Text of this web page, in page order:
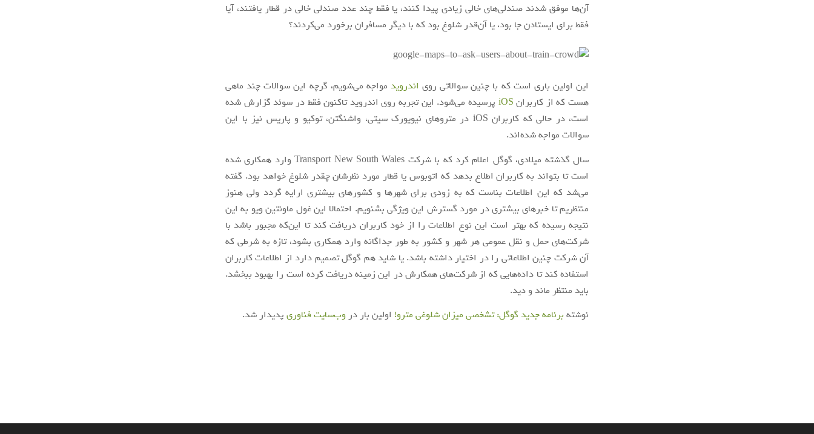
آن‌ها موفق شدند صندلی‌های خالی زیادی پیدا کنند، یا فقط چند عدد صندلی خالی در قطار یافتند، آیا
فقط برای ایستادن جا بود، یا آن‌قدر شلوغ بود که با دیگر مسافران برخورد می‌کردند؟
این اولین باری است که با چنین سوالاتی روی اندروید مواجه می‌شویم، گرچه این سوالات چند ماهی
هست که از کاربران iOS پرسیده می‌شود. این تجربه روی اندروید تاکنون فقط در سوئد گزارش شده
است، در حالی که کاربران iOS در متروهای نیویورک سیتی، واشنگتن، توکیو و پاریس نیز با این
سوالات مواجه شده‌اند.
سال گذشته میلادی، گوگل اعلام کرد که با شرکت Transport New South Wales وارد همکاری شده
است تا بتواند به کاربران اطلاع بدهد که اتوبوس یا قطار مورد نظرشان چقدر شلوغ خواهد بود. گفته
می‌شد که این اطلاعات بناست که به زودی برای شهرها و کشورهای بیشتری ارایه گردد ولی هنوز
منتظریم تا خبرهای بیشتری در مورد گسترش این ویژگی بشنویم. احتمالا این غول ماونتین ویو به این
نتیجه رسیده که بهتر است این نوع اطلاعات را از خود کاربران دریافت کند تا این‌که مجبور باشد با
شرکت‌های حمل و نقل عمومی هر شهر و کشور به طور جداگانه وارد همکاری بشود، تازه به شرطی که
آن شرکت چنین اطلاعاتی را در اختیار داشته باشد. یا شاید هم گوگل تصمیم دارد از اطلاعات کاربران
استفاده کند تا داده‌هایی که از شرکت‌های همکارش در این زمینه دریافت کرده است را بهبود ببخشد.
باید منتظر ماند و دید.
نوشته برنامه جدید گوگل: تشخصی میزان شلوغی مترو! اولین بار در وب‌سایت فناوری پدیدار شد.